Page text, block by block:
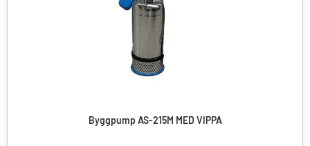
Byggpump AS-215M MED VIPPA